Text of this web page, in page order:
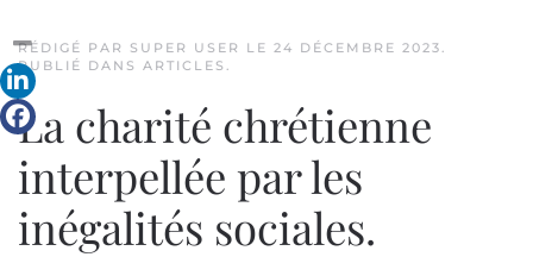
RÉDIGÉ PAR SUPER USER LE 24 DÉCEMBRE 2023.
PUBLIÉ DANS ARTICLES .
La charité chrétienne
interpellée par les
inégalités sociales.